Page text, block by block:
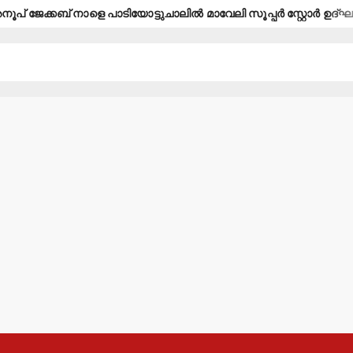
നാളെ പാടിയോട്ടുചാലില്‍ മാവേലി സൂപ്പര്‍ സ്റ്റോര്‍ ഉദ്ഘാടനം